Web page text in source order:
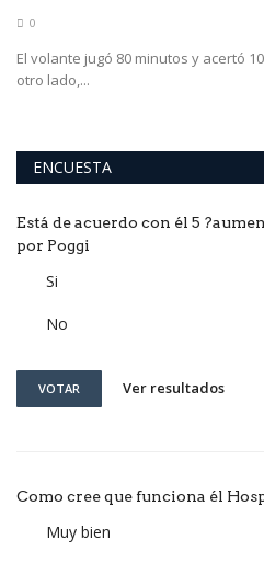
0
El volante jugó 80 minutos y acertó
otro lado,...
ENCUESTA
Está de acuerdo con él 5
por Poggi
Si
No
VOTAR Ver resultados
Como cree que funciona él
Muy bien